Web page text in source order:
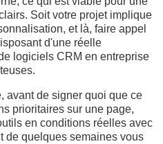
Soit votre projet implique
et là, faire appel
d'une réelle
logiciels CRM en entreprise
avant de signer quoi que ce
prioritaires sur une page,
en conditions réelles avec
de quelques semaines vous